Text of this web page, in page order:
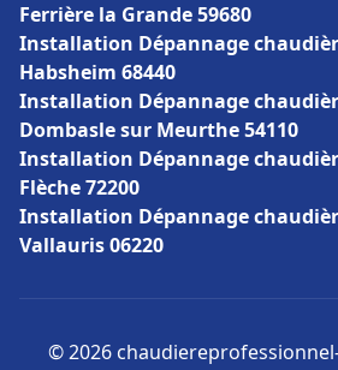
Ferrière la Grande 59680
Installation Dépannage
Habsheim 68440
Installation Dépannage
Dombasle sur Meurthe 54110
Installation Dépannage
Flèche 72200
Installation Dépannage
Vallauris 06220
© 2026